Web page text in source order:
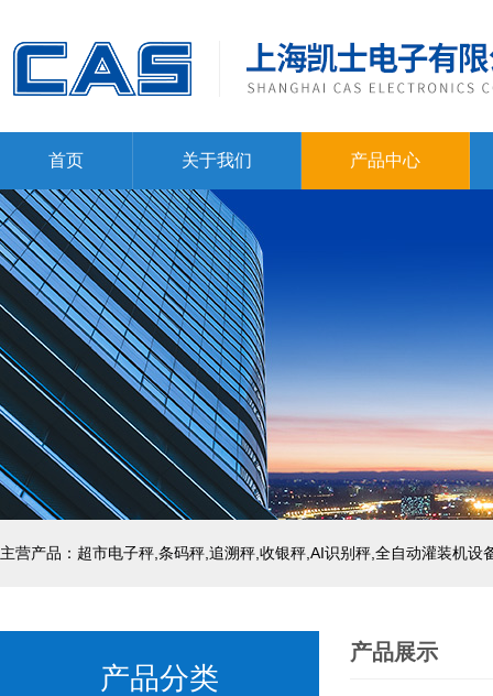
首页 关于我们 产品中心
主营产品：超市电子秤,条码秤,追溯秤,收银秤,AI识别秤,全自动灌装机设
产品分类
产品展示